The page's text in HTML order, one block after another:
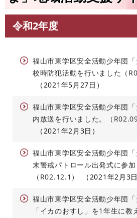
す
文
令和2年度
福山市東学区安全活動少年団
校時防犯活動を行いました（
2021年5月27日
福山市東学区安全活動少年団
内放送を行いました。（
2021年2月3日
福山市東学区安全活動少年団
末警戒パトロール出発式に参加
（R02.12.1）
2021年2月3日
福山市東学区安全活動少年団
「イカのおすし」を1年生に教